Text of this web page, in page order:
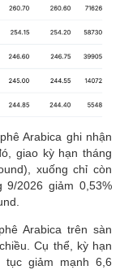
Arabica ghi nhận
giao kỳ hạn tháng
xuống chỉ còn
9/2026 giảm 0,53%
Arabica trên sàn
Cụ thể, kỳ hạn
tục giảm mạnh 6,6